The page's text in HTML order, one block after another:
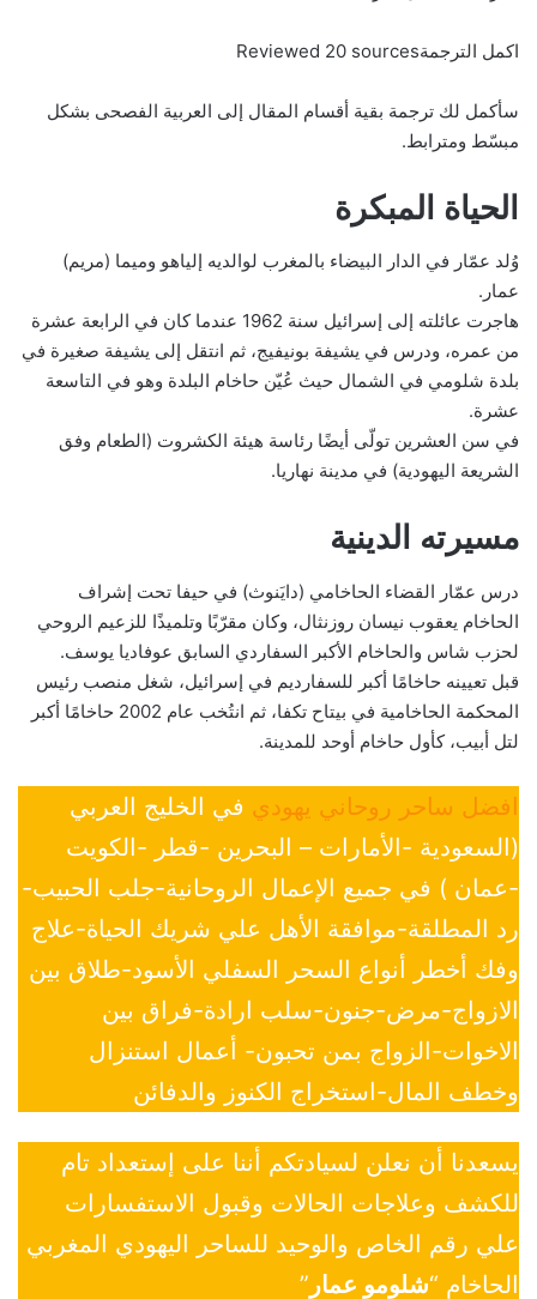
اكمل الترجمةReviewed 20 sources
سأكمل لك ترجمة بقية أقسام المقال إلى العربية الفصحى بشكل
مبسّط ومترابط.
الحياة المبكرة
وُلد عمّار في الدار البيضاء بالمغرب لوالديه إلياهو وميما (مريم)
عمار.
هاجرت عائلته إلى إسرائيل سنة 1962 عندما كان في الرابعة عشرة
من عمره، ودرس في يشيفة بونيفيج، ثم انتقل إلى يشيفة صغيرة في
بلدة شلومي في الشمال حيث عُيّن حاخام البلدة وهو في التاسعة
عشرة.
في سن العشرين تولّى أيضًا رئاسة هيئة الكشروت (الطعام وفق
الشريعة اليهودية) في مدينة نهاريا.
مسيرته الدينية
درس عمّار القضاء الحاخامي (دايَنوث) في حيفا تحت إشراف
الحاخام يعقوب نيسان روزنثال، وكان مقرّبًا وتلميذًا للزعيم الروحي
لحزب شاس والحاخام الأكبر السفاردي السابق عوفاديا يوسف.
قبل تعيينه حاخامًا أكبر للسفارديم في إسرائيل، شغل منصب رئيس
المحكمة الحاخامية في بيتاح تكفا، ثم انتُخب عام 2002 حاخامًا أكبر
لتل أبيب، كأول حاخام أوحد للمدينة.
افضل ساحر روحاني يهودي في الخليج العربي
(السعودية -الأمارات – البحرين -قطر -الكويت
-عمان ) في جميع الإعمال الروحانية-جلب الحبيب-
رد المطلقة-موافقة الأهل علي شريك الحياة-علاج
وفك أخطر أنواع السحر السفلي الأسود-طلاق بين
الازواج-مرض-جنون-سلب ارادة-فراق بين
الاخوات-الزواج بمن تحبون- أعمال استنزال
وخطف المال-استخراج الكنوز والدفائن
يسعدنا أن نعلن لسيادتكم أننا على إستعداد تام
للكشف وعلاجات الحالات وقبول الاستفسارات
علي رقم الخاص والوحيد للساحر اليهودي المغربي
الحاخام “شلومو عمار ”